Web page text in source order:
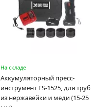
На складе
Аккумуляторный пресс-
инструмент ES-1525, для труб
из нержавейки и меди (15-25